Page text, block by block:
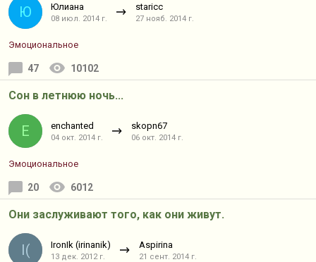
Ю Юлиана
08 июл. 2014 г.
staricc
27 нояб. 2014 г.
Эмоциональное
47 10102
Cон в летнюю ночь...
E enchanted
04 окт. 2014 г.
skopn67
06 окт. 2014 г.
Эмоциональное
20 6012
Они заслуживают того, как они живут.
I( IronIk (irinanik)
13 дек. 2012 г.
Aspirina
21 сент. 2014 г.